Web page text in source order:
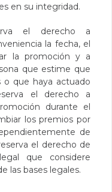
en su integridad.
el derecho a
la fecha, el
la promoción y a
que estime que
o que haya actuado
el derecho a
durante el
los premios por
de
el derecho de
que considere
las bases legales.